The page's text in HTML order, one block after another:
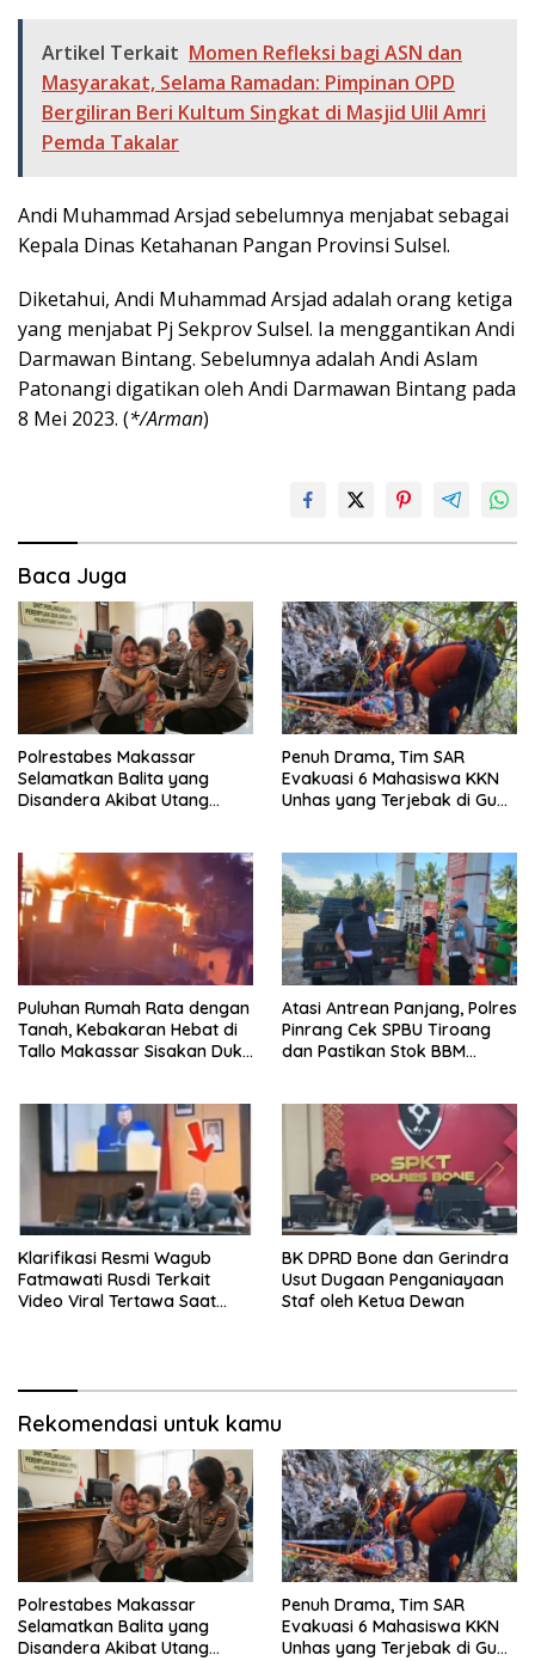
Artikel Terkait Momen Refleksi bagi ASN dan
Masyarakat, Selama Ramadan: Pimpinan OPD
Bergiliran Beri Kultum Singkat di Masjid Ulil Amri
Pemda Takalar
Andi Muhammad Arsjad sebelumnya menjabat sebagai
Kepala Dinas Ketahanan Pangan Provinsi Sulsel.
Diketahui, Andi Muhammad Arsjad adalah orang ketiga
yang menjabat Pj Sekprov Sulsel. Ia menggantikan Andi
Darmawan Bintang. Sebelumnya adalah Andi Aslam
Patonangi digatikan oleh Andi Darmawan Bintang pada
8 Mei 2023. (*/Arman)
Baca Juga
Polrestabes Makassar
Selamatkan Balita yang
Disandera Akibat Utang
Penuh Drama, Tim SAR
Evakuasi 6 Mahasiswa KKN
Unhas yang Terjebak di Gua
Puluhan Rumah Rata dengan
Tanah, Kebakaran Hebat di
Tallo Makassar Sisakan Duka
Atasi Antrean Panjang, Polres
Pinrang Cek SPBU Tiroang
dan Pastikan Stok BBM
Klarifikasi Resmi Wagub
Fatmawati Rusdi Terkait
Video Viral Tertawa Saat
BK DPRD Bone dan Gerindra
Usut Dugaan Penganiayaan
Staf oleh Ketua Dewan
Rekomendasi untuk kamu
Polrestabes Makassar
Selamatkan Balita yang
Disandera Akibat Utang
Penuh Drama, Tim SAR
Evakuasi 6 Mahasiswa KKN
Unhas yang Terjebak di Gua